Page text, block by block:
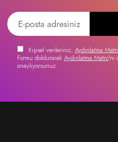
Kişisel verileriniz, Aydınlatma
Formu doldurarak Aydınlatma Metni'ni
onaylıyorsunuz.